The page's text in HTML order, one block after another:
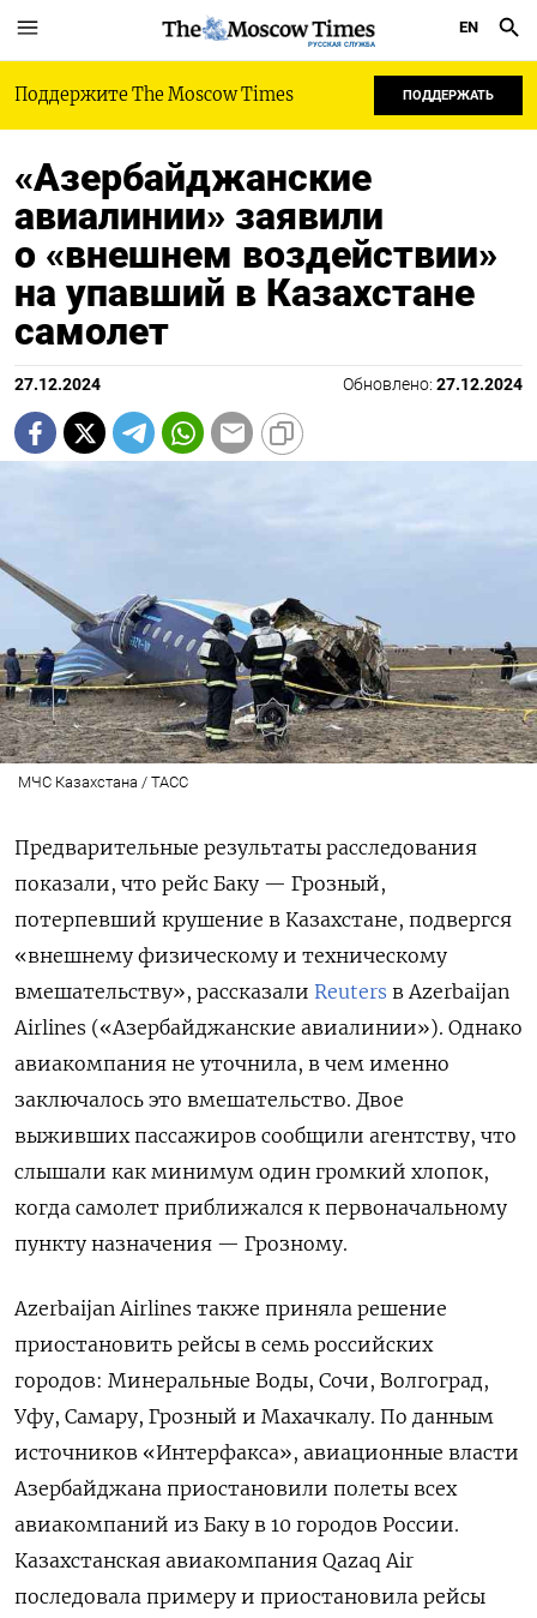
РУССКАЯ СЛУЖБА
EN
Поддержите The Moscow Times ПОДДЕРЖАТЬ
«Азербайджанские
авиалинии» заявили
о «внешнем воздействии»
на упавший в Казахстане
самолет
27.12.2024 Обновлено: 27.12.2024
МЧС Казахстана / ТАСС
Предварительные результаты расследования
показали, что рейс Баку — Грозный,
потерпевший крушение в Казахстане, подвергся
«внешнему физическому и техническому
вмешательству», рассказали Reuters в Azerbaijan
Airlines («Азербайджанские авиалинии»). Однако
авиакомпания не уточнила, в чем именно
заключалось это вмешательство. Двое
выживших пассажиров сообщили агентству, что
слышали как минимум один громкий хлопок,
когда самолет приближался к первоначальному
пункту назначения — Грозному.
Azerbaijan Airlines также приняла решение
приостановить рейсы в семь российских
городов: Минеральные Воды, Сочи, Волгоград,
Уфу, Самару, Грозный и Махачкалу. По данным
источников «Интерфакса», авиационные власти
Азербайджана приостановили полеты всех
авиакомпаний из Баку в 10 городов России.
Казахстанская авиакомпания Qazaq Air
последовала примеру и приостановила рейсы